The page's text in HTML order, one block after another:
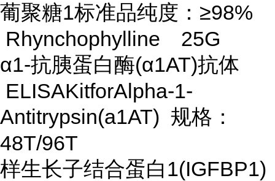
葡聚糖1标准品纯度：≥98%
Rhynchophylline 25G
α1-抗胰蛋白酶(α1AT)抗体
ELISAKitforAlpha-1-
Antitrypsin(a1AT) 规格：
48T/96T
样生长子结合蛋白 1(IGFBP1)